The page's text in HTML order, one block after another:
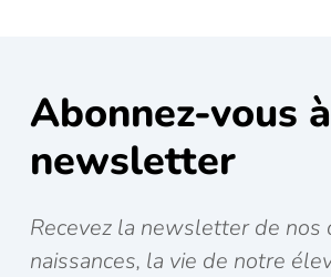
Abonnez-vous
newsletter
Recevez la newsletter de nos
naissances, la vie de notre